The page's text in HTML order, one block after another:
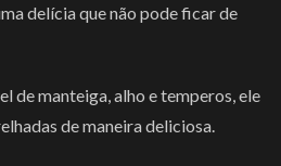
delícia que não pode ficar de
de manteiga, alho e temperos, ele
de maneira deliciosa.